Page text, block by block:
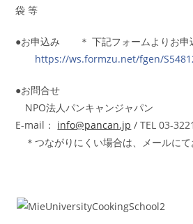
袋 等
●お申込み ＊ 下記フォームよりお申
https://ws.formzu.net/fgen/
●お問合せ
NPO法人パンキャンジャパン
E-mail： info@pancan.jp / TEL 03-
＊つながりにくい場合は、メールに